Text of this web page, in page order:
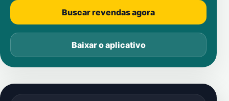
Buscar revendas agora
Baixar o aplicativo